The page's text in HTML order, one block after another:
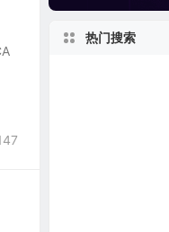
热门搜索